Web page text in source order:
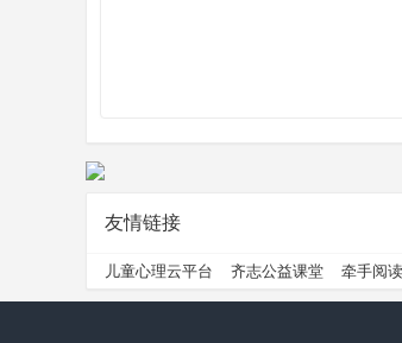
友情链接
儿童心理云平台 齐志公益课堂 牵手阅